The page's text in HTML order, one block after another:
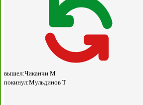
вышел:Чиканчи М
покинул:Мульдинов Т